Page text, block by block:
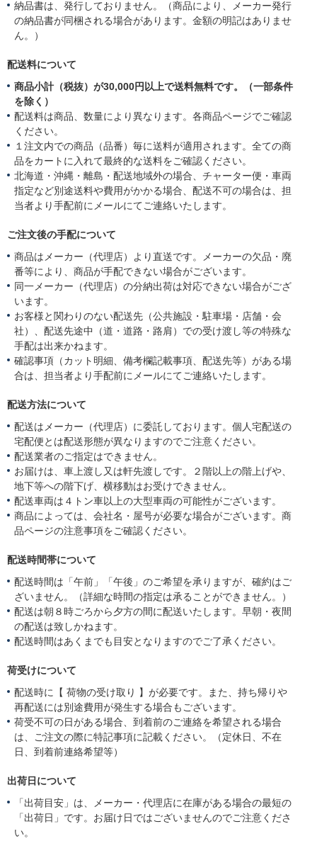
納品書は、発行しておりません。（商品により、メーカー発行
の納品書が同梱される場合があります。金額の明記はありませ
ん。）
配送料について
商品小計（税抜）が30,000円以上で送料無料です。（一部条件
を除く）
配送料は商品、数量により異なります。各商品ページでご確認
ください。
１注文内での商品（品番）毎に送料が適用されます。全ての商
品をカートに入れて最終的な送料をご確認ください。
北海道・沖縄・離島・配送地域外の場合、チャーター便・車両
指定など別途送料や費用がかかる場合、配送不可の場合は、担
当者より手配前にメールにてご連絡いたします。
ご注文後の手配について
商品はメーカー（代理店）より直送です。メーカーの欠品・廃
番等により、商品が手配できない場合がございます。
同一メーカー（代理店）の分納出荷は対応できない場合がござ
います。
お客様と関わりのない配送先（公共施設・駐車場・店舗・会
社）、配送先途中（道・道路・路肩）での受け渡し等の特殊な
手配は出来かねます。
確認事項（カット明細、備考欄記載事項、配送先等）がある場
合は、担当者より手配前にメールにてご連絡いたします。
配送方法について
配送はメーカー（代理店）に委託しております。個人宅配送の
宅配便とは配送形態が異なりますのでご注意ください。
配送業者のご指定はできません。
お届けは、車上渡し又は軒先渡しです。２階以上の階上げや、
地下等への階下げ、横移動はお受けできません。
配送車両は４トン車以上の大型車両の可能性がございます。
商品によっては、会社名・屋号が必要な場合がございます。商
品ページの注意事項をご確認ください。
配送時間帯について
配送時間は「午前」「午後」のご希望を承りますが、確約はご
ざいません。（詳細な時間の指定は承ることができません。）
配送は朝８時ごろから夕方の間に配送いたします。早朝・夜間
の配送は致しかねます。
配送時間はあくまでも目安となりますのでご了承ください。
荷受けについて
配送時に【 荷物の受け取り 】が必要です。また、持ち帰りや
再配送には別途費用が発生する場合もございます。
荷受不可の日がある場合、到着前のご連絡を希望される場合
は、ご注文の際に特記事項に記載ください。（定休日、不在
日、到着前連絡希望等）
出荷日について
「出荷目安」は、メーカー・代理店に在庫がある場合の最短の
「出荷日」です。お届け日ではございませんのでご注意くださ
い。